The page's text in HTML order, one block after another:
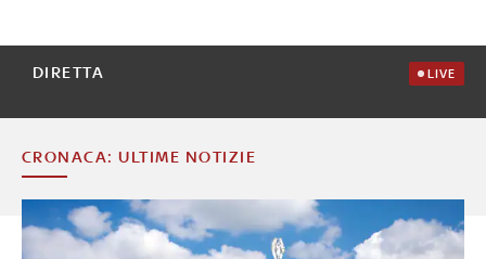
DIRETTA LIVE
CRONACA: ULTIME NOTIZIE